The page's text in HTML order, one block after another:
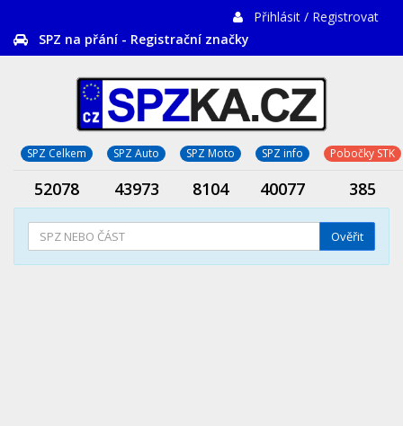
Přihlásit / Registrovat
SPZ na přání - Registrační značky
SPZ Celkem SPZ Auto SPZ Moto SPZ info Pobočky STK
52078 43973 8104 40077 385
Ověřit